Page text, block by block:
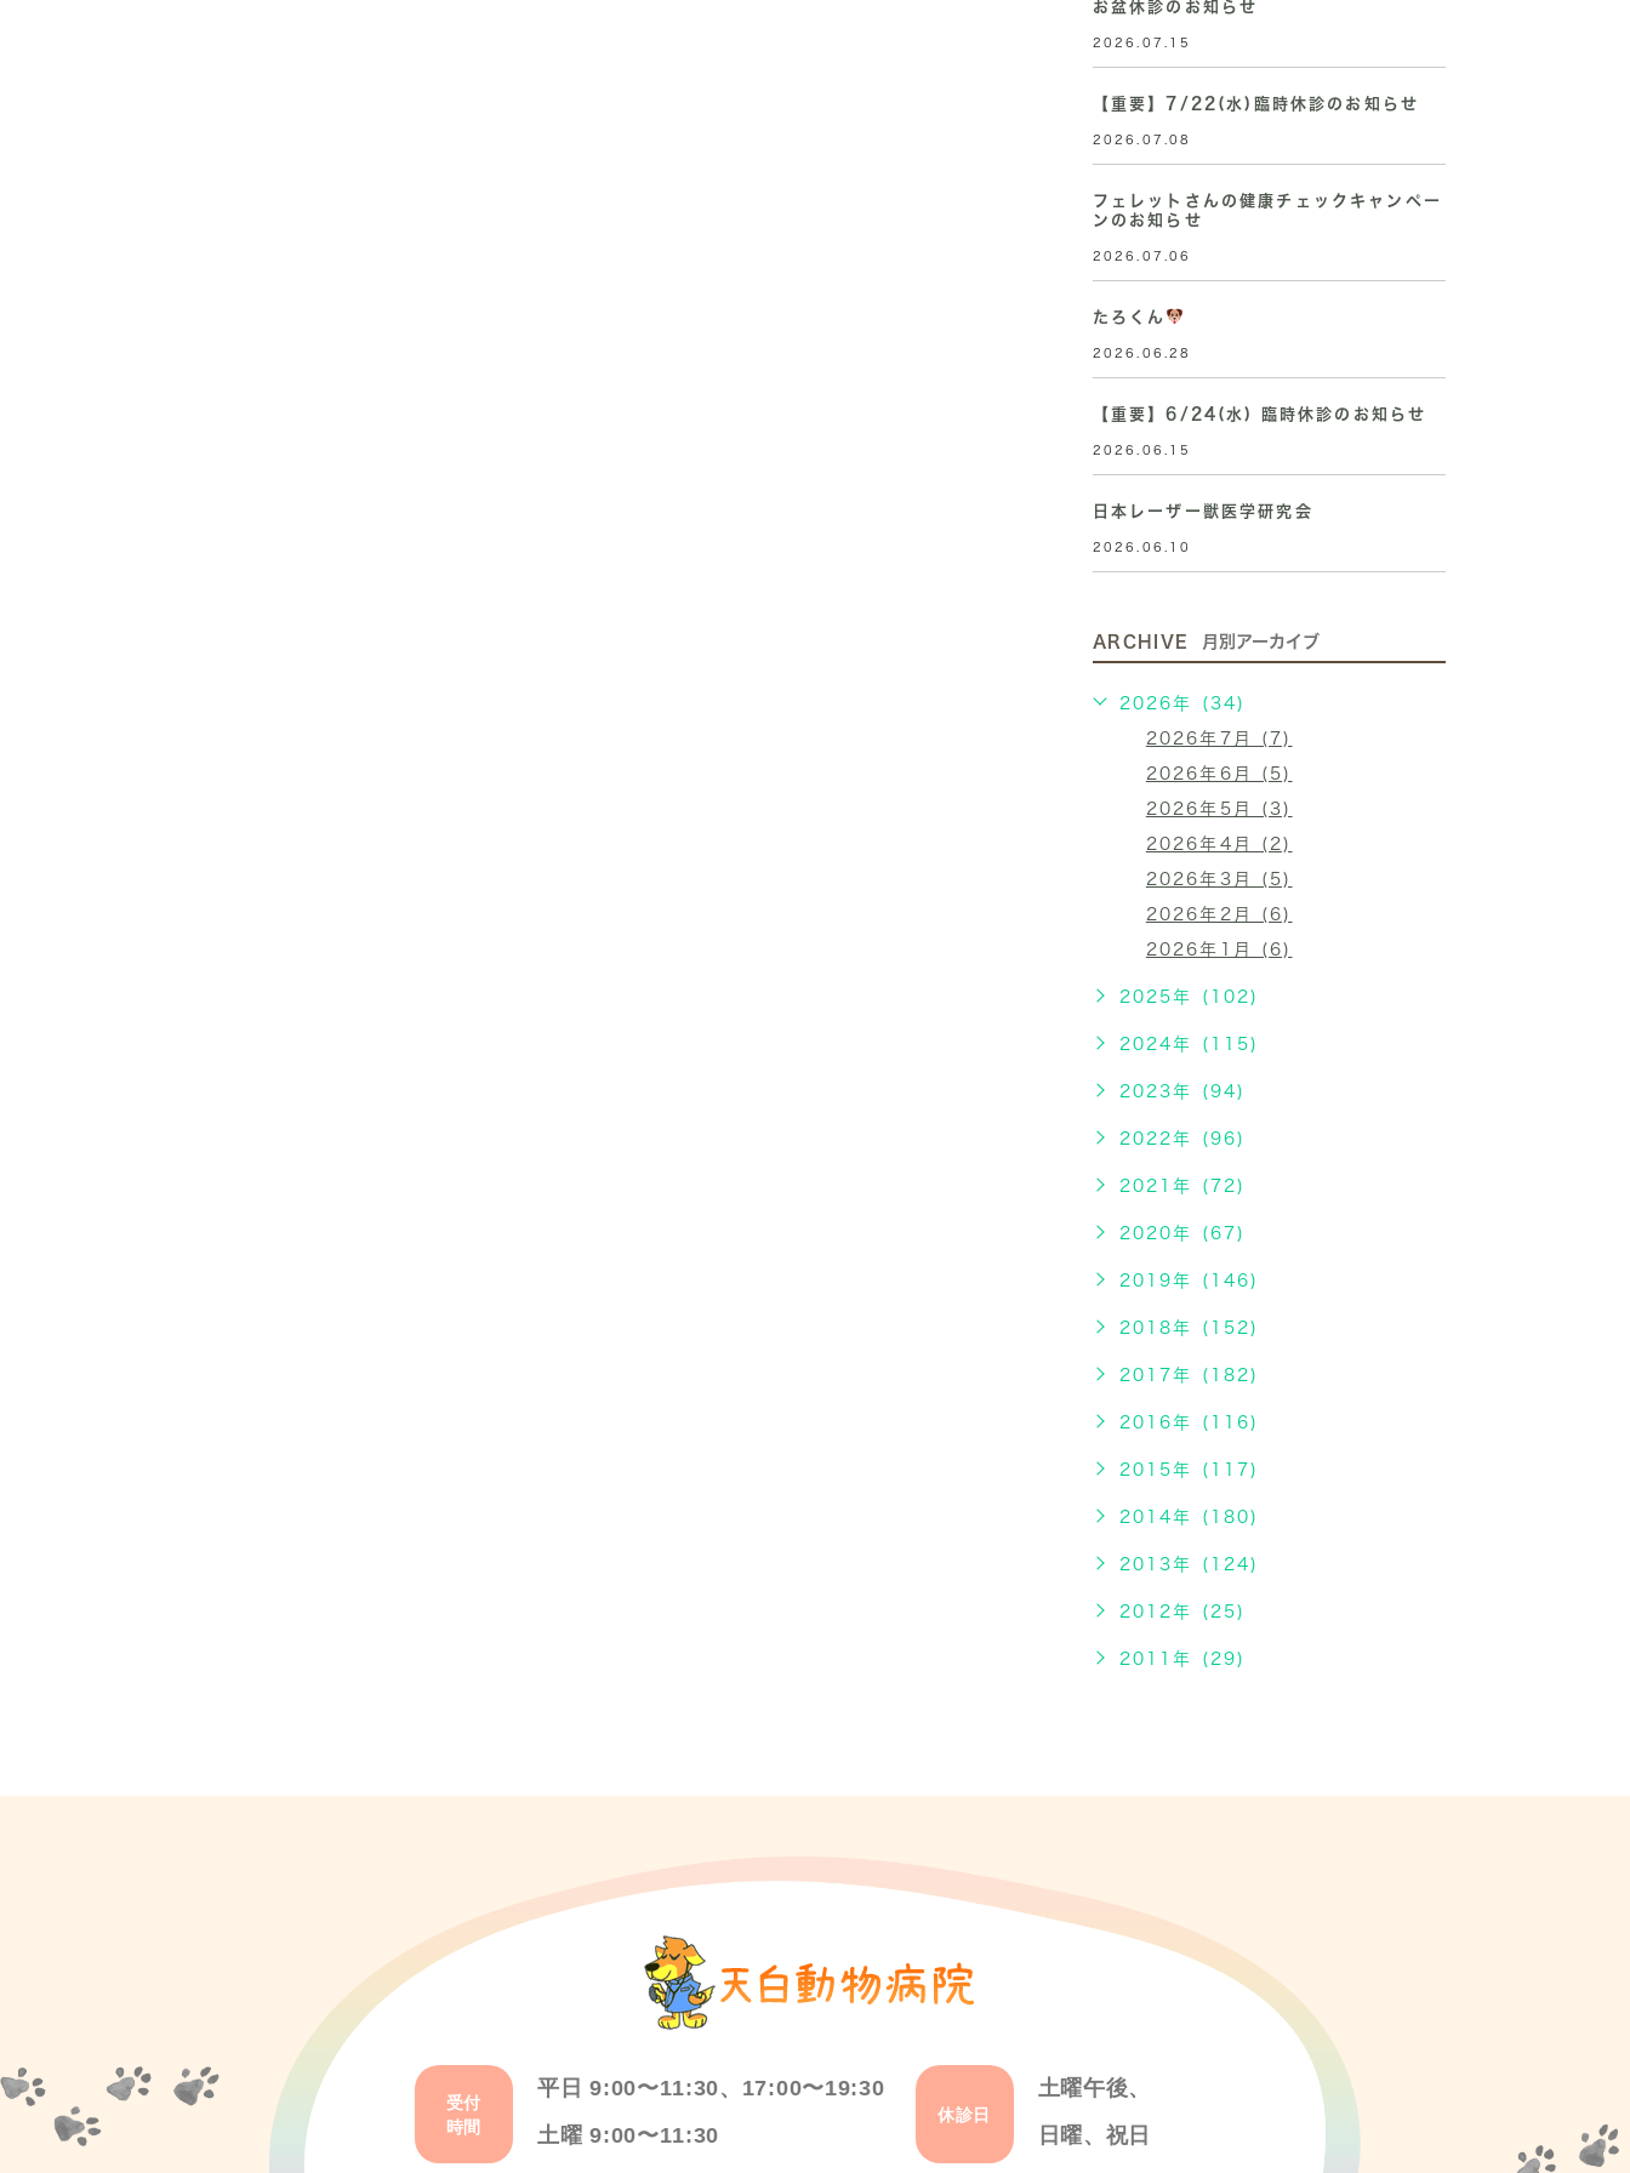
お盆休診のお知らせ
2026.07.15
【重要】7/22(水)臨時休診のお知らせ
2026.07.08
フェレットさんの健康チェックキャンペー
ンのお知らせ
2026.07.06
たろくん
2026.06.28
【重要】6/24(水) 臨時休診のお知らせ
2026.06.15
日本レーザー獣医学研究会
2026.06.10
ARCHIVE 月別アーカイブ
2026年 (34)
2026年7月 (7)
2026年6月 (5)
2026年5月 (3)
2026年4月 (2)
2026年3月 (5)
2026年2月 (6)
2026年1月 (6)
2025年 (102)
2024年 (115)
2023年 (94)
2022年 (96)
2021年 (72)
2020年 (67)
2019年 (146)
2018年 (152)
2017年 (182)
2016年 (116)
2015年 (117)
2014年 (180)
2013年 (124)
2012年 (25)
2011年 (29)
受付
時間
平日 9:00〜11:30、17:00〜19:30
土曜 9:00〜11:30
休診日
土曜午後、
日曜、祝日